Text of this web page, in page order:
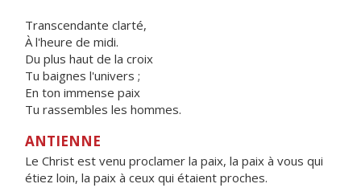
Transcendante clarté,
À l'heure de midi.
Du plus haut de la croix
Tu baignes l'univers ;
En ton immense paix
Tu rassembles les hommes.
ANTIENNE
Le Christ est venu proclamer la paix, la paix à vous qui
étiez loin, la paix à ceux qui étaient proches.